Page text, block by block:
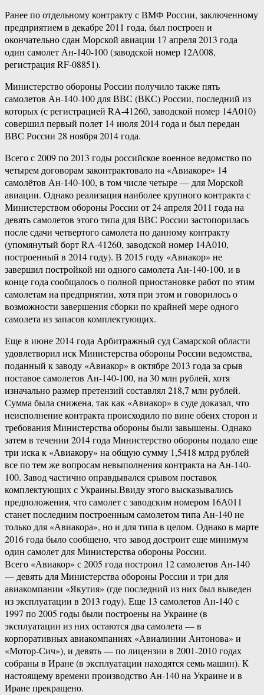
Ранее по отдельному контракту с ВМФ России, заключенному
предприятием в декабре 2011 года, был построен и
окончательно сдан Морской авиации 17 апреля 2013 года
один самолет Ан-140-100 (заводской номер 12А008,
регистрация RF-08851).
Министерство обороны России получило также пять
самолетов Ан-140-100 для ВВС (ВКС) России, последний из
которых (с регистрацией RA-41260, заводской номер 14А010)
совершил первый полет 14 июля 2014 года и был передан
ВВС России 28 ноября 2014 года.
Всего с 2009 по 2013 годы российское военное ведомство по
четырем договорам законтрактовало на «Авиакоре» 14
самолётов Ан-140-100, в том числе четыре — для Морской
авиации. Однако реализация наиболее крупного контракта с
Министерством обороны России от 24 апреля 2011 года на
девять самолетов этого типа для ВВС России застопорилась
после сдачи четвертого самолета по данному контракту
(упомянутый борт RA-41260, заводской номер 14А010,
построенный в 2014 году). В 2015 году «Авиакор» не
завершил постройкой ни одного самолета Ан-140-100, и в
конце года сообщалось о полной приостановке работ по этим
самолетам на предприятии, хотя при этом и говорилось о
возможности завершения сборки по крайней мере одного
самолета из запасов комплектующих.
Еще в июне 2014 года Арбитражный суд Самарской области
удовлетворил иск Министерства обороны России ведомства,
поданный к заводу «Авиакор» в октябре 2013 года за срыв
поставое самолетов Ан-140-100, на 30 млн рублей, хотя
изначально размер претензий составлял 218,7 млн рублей.
Сумма была снижена, так как «Авиакор» в суде доказал, что
неисполнение контракта происходило по вине обеих сторон и
требования Министерства обороны были завышены. Однако
затем в течении 2014 года Министерство обороны подало еще
три иска к «Авиакору» на общую сумму 1,5418 млрд рублей
все по тем же вопросам невыполнения контракта на Ан-140-
100. Завод частично оправдывался срывом поставок
комплектующих с Украины.Ввиду этого высказывались
предположения, что самолет с заводским номером 16А011
станет последним построенным самолетом типа Ан-140 не
только для «Авиакора», но и для типа в целом. Однако в марте
2016 года было сообщено, что завод достроит еще минимум
один самолет для Министерства обороны России.
Всего «Авиакор» с 2005 года построил 12 самолетов Ан-140
— девять для Министерства обороны России и три для
авиакомпании «Якутия» (где последний из них был выведен
из эксплуатации в 2013 году). Еще 13 самолетов Ан-140 с
1997 по 2005 годы были построены на Украине (в
эксплуатации из них остаются два самолета — в
корпоративных авиакомпаниях «Авиалинии Антонова» и
«Мотор-Сич»), и девять — по лицензии в 2001-2010 годах
собраны в Иране (в эксплуатации находятся семь машин). К
настоящему времени производство Ан-140 на Украине и в
Иране прекращено.